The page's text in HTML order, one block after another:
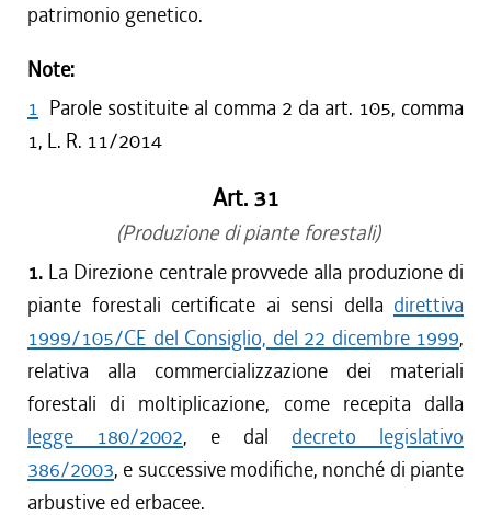
patrimonio genetico.
Note:
1 Parole sostituite al comma 2 da art. 105, comma
1, L. R. 11/2014
Art. 31
(Produzione di piante forestali)
1. La Direzione centrale provvede alla produzione di
piante forestali certificate ai sensi della direttiva
1999/105/CE del Consiglio, del 22 dicembre 1999,
relativa alla commercializzazione dei materiali
forestali di moltiplicazione, come recepita dalla
legge 180/2002, e dal decreto legislativo
386/2003, e successive modifiche, nonché di piante
arbustive ed erbacee.